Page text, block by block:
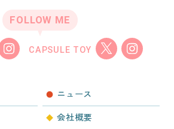
FOLLOW ME
CAPSULE TOY
ニュース
会社概要